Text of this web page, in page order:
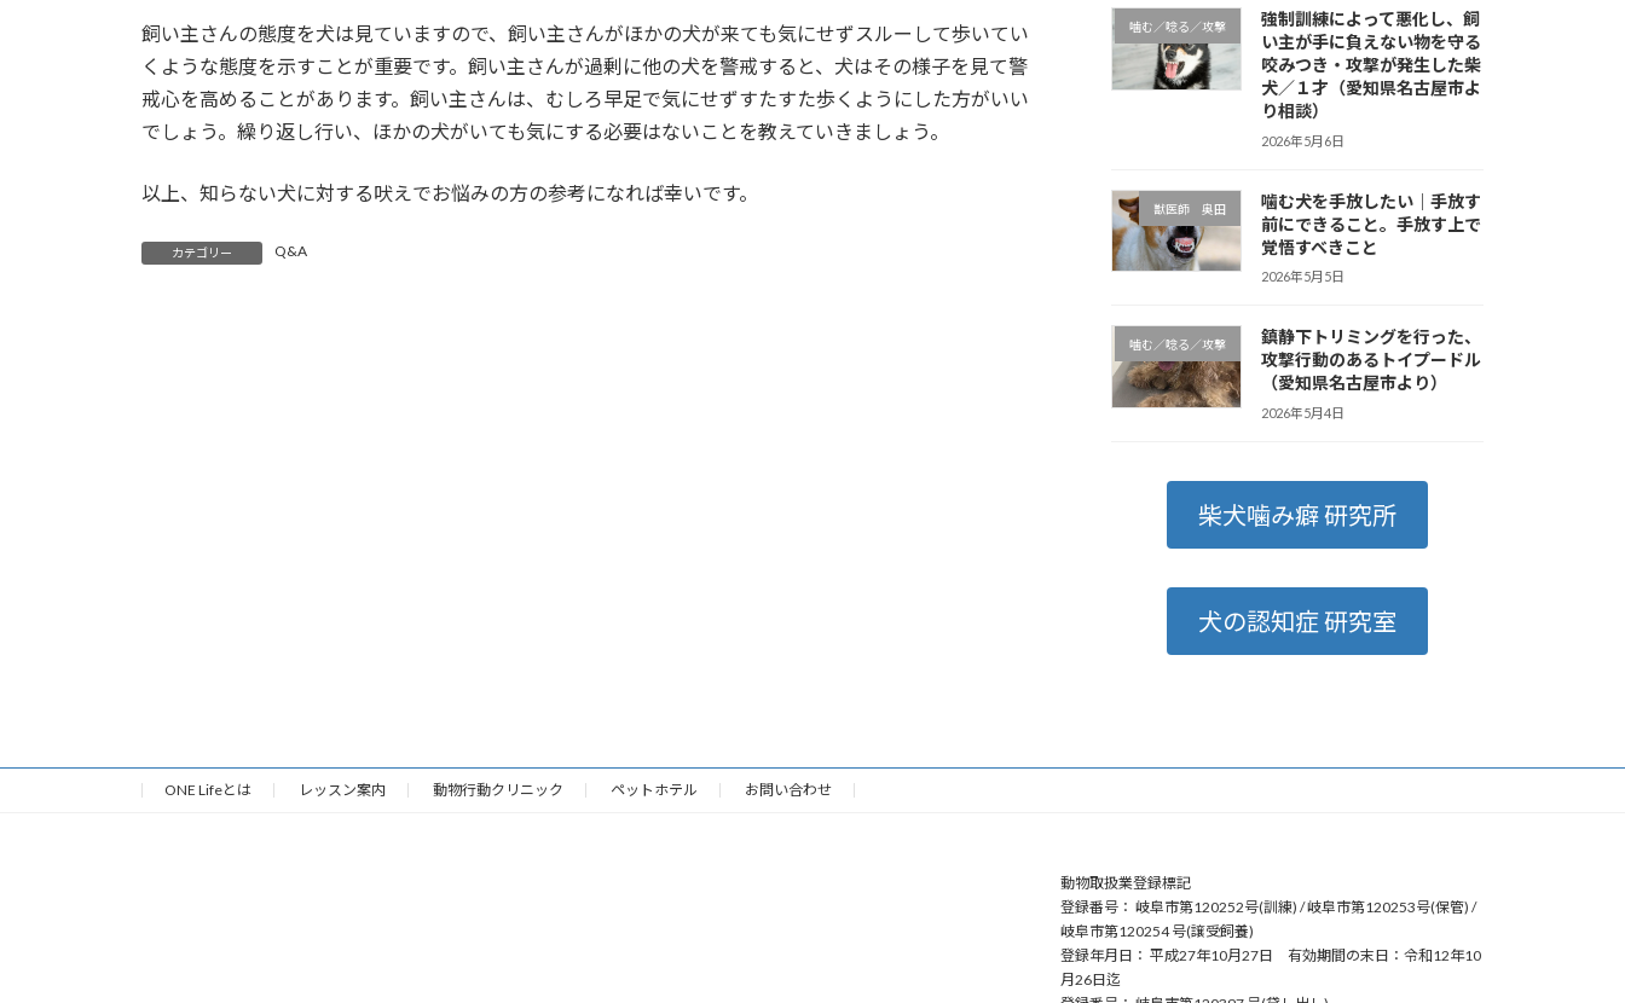
飼い主さんの態度を犬は見ていますので、飼い主さんがほかの犬が来ても気にせずスルーして歩いてい
くような態度を示すことが重要です。飼い主さんが過剰に他の犬を警戒すると、犬はその様子を見て警
戒心を高めることがあります。飼い主さんは、むしろ早足で気にせずすたすた歩くようにした方がいい
でしょう。繰り返し行い、ほかの犬がいても気にする必要はないことを教えていきましょう。
以上、知らない犬に対する吠えでお悩みの方の参考になれば幸いです。
カテゴリー Q&A
噛む／唸る／攻撃
強制訓練によって悪化し、飼
い主が手に負えない物を守る
咬みつき・攻撃が発生した柴
犬／１才（愛知県名古屋市よ
り相談）
2026年5月6日
獣医師 奥田
噛む犬を手放したい｜手放す
前にできること。手放す上で
覚悟すべきこと
2026年5月5日
噛む／唸る／攻撃
鎮静下トリミングを行った、
攻撃行動のあるトイプードル
（愛知県名古屋市より）
2026年5月4日
柴犬噛み癖 研究所
犬の認知症 研究室
ONE Lifeとは レッスン案内 動物行動クリニック ペットホテル お問い合わせ
動物取扱業登録標記
登録番号： 岐阜市第120252号(訓練) / 岐阜市第120253号(保管) /
岐阜市第120254 号(譲受飼養)
登録年月日： 平成27年10月27日 有効期間の末日：令和12年10
月26日迄